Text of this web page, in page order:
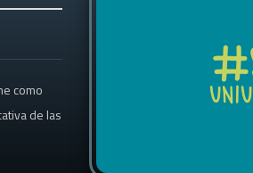
como
de las